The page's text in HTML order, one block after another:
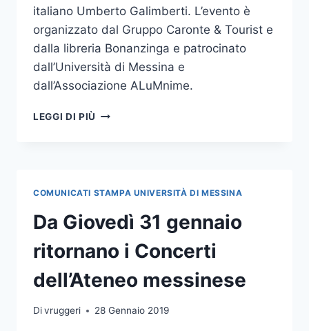
italiano Umberto Galimberti. L’evento è
organizzato dal Gruppo Caronte & Tourist e
dalla libreria Bonanzinga e patrocinato
dall’Università di Messina e
dall’Associazione ALuMnime.
LEGGI DI PIÙ
COMUNICATI STAMPA UNIVERSITÀ DI MESSINA
Da Giovedì 31 gennaio
ritornano i Concerti
dell’Ateneo messinese
Divruggeri 28 Gennaio 2019